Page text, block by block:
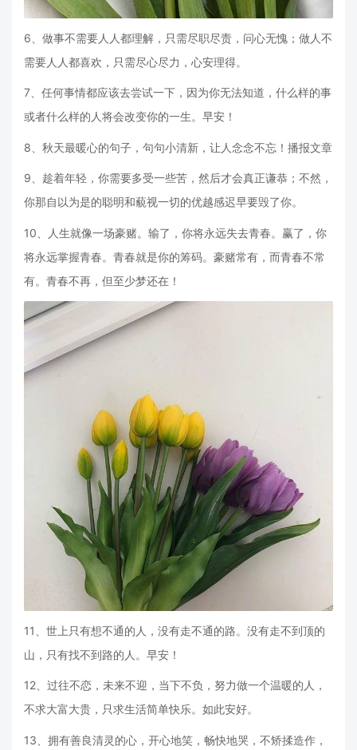
6、做事不需要人人都理解，只需尽职尽责，问心无愧；做人不
需要人人都喜欢，只需尽心尽力，心安理得。
7、任何事情都应该去尝试一下，因为你无法知道，什么样的事
或者什么样的人将会改变你的一生。早安！
8、秋天最暖心的句子，句句小清新，让人念念不忘！播报文章
9、趁着年轻，你需要多受一些苦，然后才会真正谦恭；不然，
你那自以为是的聪明和藐视一切的优越感迟早要毁了你。
10、人生就像一场豪赌。输了，你将永远失去青春。赢了，你
将永远掌握青春。青春就是你的筹码。豪赌常有，而青春不常
有。青春不再，但至少梦还在！
11、世上只有想不通的人，没有走不通的路。没有走不到顶的
山，只有找不到路的人。早安！
12、过往不恋，未来不迎，当下不负，努力做一个温暖的人，
不求大富大贵，只求生活简单快乐。如此安好。
13、拥有善良清灵的心，开心地笑，畅快地哭，不矫揉造作，